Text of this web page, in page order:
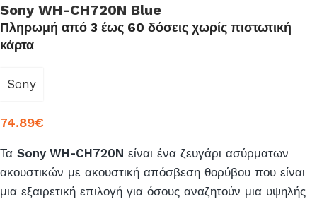
Sony WH-CH720N Blue
Πληρωμή από 3 έως 60 δόσεις χωρίς πιστωτική
κάρτα
Sony
74.89€
Τα Sony WH-CH720N είναι ένα ζευγάρι ασύρματων
ακουστικών με ακουστική απόσβεση θορύβου που είναι
μια εξαιρετική επιλογή για όσους αναζητούν μια υψηλής